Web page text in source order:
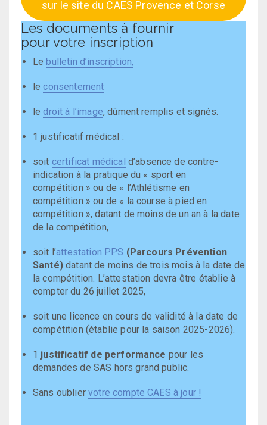
sur le site du CAES Provence et Corse
Les documents à fournir
pour votre inscription
Lebulletin d’inscription,
leconsentement
ledroit à l’image, dûment remplis et signés.
1 justificatif médical :
soit certificat médical d’absence de contre-
indication à la pratique du « sport en
compétition » ou de « l’Athlétisme en
compétition » ou de « la course à pied en
compétition », datant de moins de un an à la date
de la compétition,
soit l’attestation PPS (Parcours Prévention
Santé)datant de moins de trois mois à la date de
la compétition. L’attestation devra être établie à
compter du 26 juillet 2025,
soit une licence en cours de validité à la date de
compétition (établie pour la saison 2025-2026).
1 justificatif de performance pour les
demandes de SAS hors grand public.
Sans oubliervotre compte CAES à jour !